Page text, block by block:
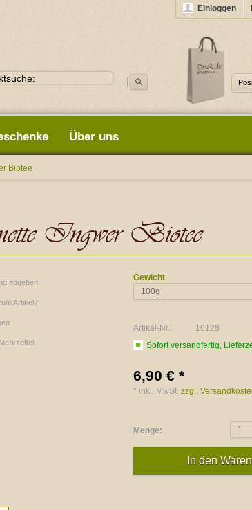
Einloggen
Über uns
Biotee
Ingwer Biotee
abgeben
Artikel?
Gewicht
100g
Artikel-Nr.:
10128
Sofort versandfertig,
6,90 € *
* inkl. MwSt. zzgl.
Menge: 1